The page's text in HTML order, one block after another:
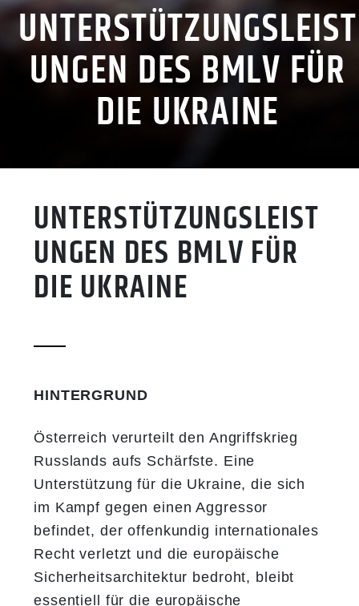
UNTERSTÜTZUNGSLEIST
UNGEN DES BMLV FÜR
DIE UKRAINE
UNTERSTÜTZUNGSLEIST
UNGEN DES BMLV FÜR
DIE UKRAINE
HINTERGRUND
Österreich verurteilt den Angriffskrieg
Russlands aufs Schärfste. Eine
Unterstützung für die Ukraine, die sich
im Kampf gegen einen Aggressor
befindet, der offenkundig internationales
Recht verletzt und die europäische
Sicherheitsarchitektur bedroht, bleibt
essentiell für die europäische